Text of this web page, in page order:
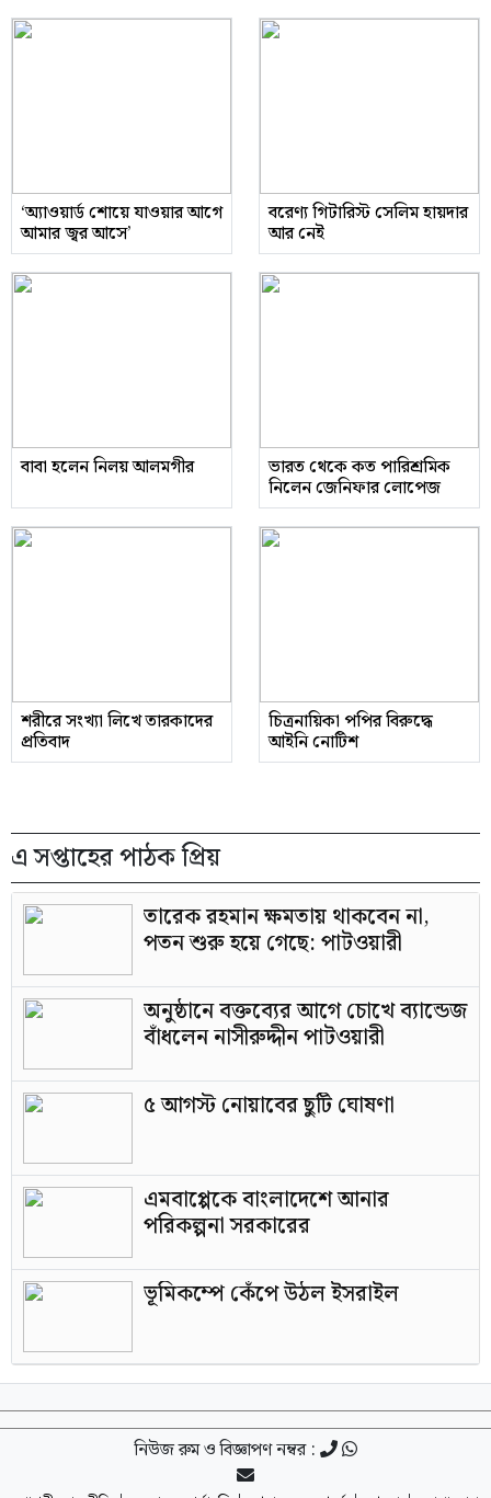
‘অ্যাওয়ার্ড শোয়ে যাওয়ার আগে
আমার জ্বর আসে’
বরেণ্য গিটারিস্ট সেলিম হায়দার
আর নেই
বাবা হলেন নিলয় আলমগীর ভারত থেকে কত পারিশ্রমিক
নিলেন জেনিফার লোপেজ
শরীরে সংখ্যা লিখে তারকাদের
প্রতিবাদ
চিত্রনায়িকা পপির বিরুদ্ধে
আইনি নোটিশ
এ সপ্তাহের পাঠক প্রিয়
তারেক রহমান ক্ষমতায় থাকবেন না,
পতন শুরু হয়ে গেছে: পাটওয়ারী
অনুষ্ঠানে বক্তব্যের আগে চোখে ব্যান্ডেজ
বাঁধলেন নাসীরুদ্দীন পাটওয়ারী
৫ আগস্ট নোয়াবের ছুটি ঘোষণা
এমবাপ্পেকে বাংলাদেশে আনার
পরিকল্পনা সরকারের
ভূমিকম্পে কেঁপে উঠল ইসরাইল
নিউজ রুম ও বিজ্ঞাপণ নম্বর :